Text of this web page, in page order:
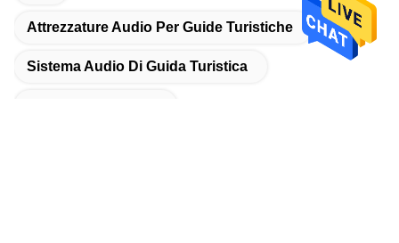
Attrezzature Audio Per Guide Turistiche
Sistema Audio Di Guida Turistica